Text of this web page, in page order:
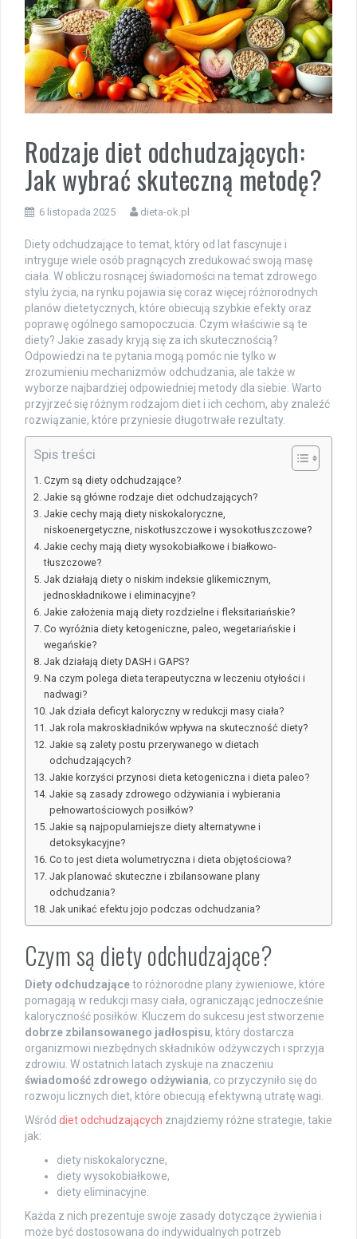
Rodzaje diet odchudzających:
Jak wybrać skuteczną metodę?
6 listopada 2025 dieta-ok.pl
Diety odchudzające to temat, który od lat fascynuje i
intryguje wiele osób pragnących zredukować swoją masę
ciała. W obliczu rosnącej świadomości na temat zdrowego
stylu życia, na rynku pojawia się coraz więcej różnorodnych
planów dietetycznych, które obiecują szybkie efekty oraz
poprawę ogólnego samopoczucia. Czym właściwie są te
diety? Jakie zasady kryją się za ich skutecznością?
Odpowiedzi na te pytania mogą pomóc nie tylko w
zrozumieniu mechanizmów odchudzania, ale także w
wyborze najbardziej odpowiedniej metody dla siebie. Warto
przyjrzeć się różnym rodzajom diet i ich cechom, aby znaleźć
rozwiązanie, które przyniesie długotrwałe rezultaty.
Spis treści
Czym są diety odchudzające?
Jakie są główne rodzaje diet odchudzających?
Jakie cechy mają diety niskokaloryczne,
niskoenergetyczne, niskotłuszczowe i wysokotłuszczowe?
Jakie cechy mają diety wysokobiałkowe i białkowo-
tłuszczowe?
Jak działają diety o niskim indeksie glikemicznym,
jednoskładnikowe i eliminacyjne?
Jakie założenia mają diety rozdzielne i fleksitariańskie?
Co wyróżnia diety ketogeniczne, paleo, wegetariańskie i
wegańskie?
Jak działają diety DASH i GAPS?
Na czym polega dieta terapeutyczna w leczeniu otyłości i
nadwagi?
Jak działa deficyt kaloryczny w redukcji masy ciała?
Jak rola makroskładników wpływa na skuteczność diety?
Jakie są zalety postu przerywanego w dietach
odchudzających?
Jakie korzyści przynosi dieta ketogeniczna i dieta paleo?
Jakie są zasady zdrowego odżywiania i wybierania
pełnowartościowych posiłków?
Jakie są najpopularniejsze diety alternatywne i
detoksykacyjne?
Co to jest dieta wolumetryczna i dieta objętościowa?
Jak planować skuteczne i zbilansowane plany
odchudzania?
Jak unikać efektu jojo podczas odchudzania?
Czym są diety odchudzające?
Diety odchudzająceto różnorodne plany żywieniowe, które
pomagają w redukcji masy ciała, ograniczając jednocześnie
kaloryczność posiłków. Kluczem do sukcesu jest stworzenie
dobrze zbilansowanego jadłospisu, który dostarcza
organizmowi niezbędnych składników odżywczych i sprzyja
zdrowiu. W ostatnich latach zyskuje na znaczeniu
świadomość zdrowego odżywiania, co przyczyniło się do
rozwoju licznych diet, które obiecują efektywną utratę wagi.
Wśród diet odchudzających znajdziemy różne strategie, takie
jak:
diety niskokaloryczne,
diety wysokobiałkowe,
diety eliminacyjne.
Każda z nich prezentuje swoje zasady dotyczące żywienia i
może być dostosowana do indywidualnych potrzeb